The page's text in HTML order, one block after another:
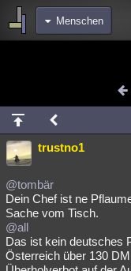
Menschen
Chat Wiki
meine Rubriken
Menschen
Spiritualität
Natur Umfragen
weitere Rubriken
Philosophie Träume
trustno1
@tombär
Dein Chef ist ne
Sache vom Tisch.
@all
Das ist kein deutsches
Österreich über 130